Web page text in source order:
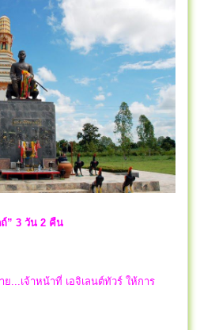
” 3 วัน 2 คืน
...เจ้าหน้าที่ เอจิเลนต์ทัวร์ ให้การ